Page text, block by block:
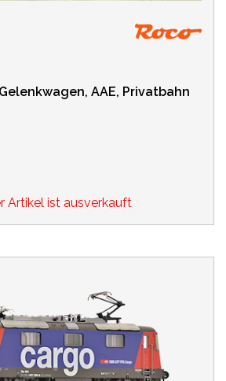
AAE, Privatbahn
Artikel ist ausverkauft